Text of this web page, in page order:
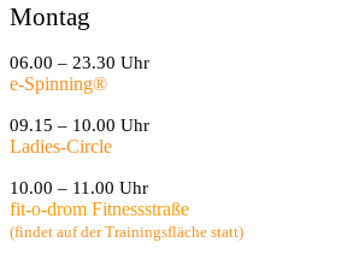
Montag
06.00 – 23.30 Uhr
e-Spinning®
09.15 – 10.00 Uhr
Ladies-Circle
10.00 – 11.00 Uhr
fit-o-drom Fitnessstraße
(findet auf der Trainingsfläche statt)